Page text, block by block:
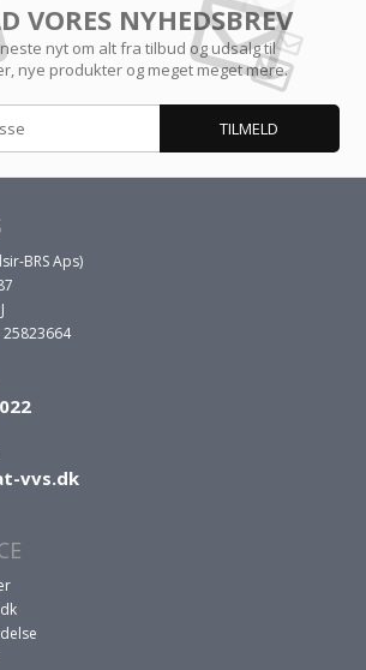
VORES NYHEDSBREV
nyt om alt fra tilbud og udsalg til
nye produkter og meget meget mere.
BRS Aps)
25823664
vvs.dk